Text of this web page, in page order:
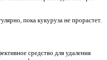
пока кукуруза не прорастет.
средство для удаления